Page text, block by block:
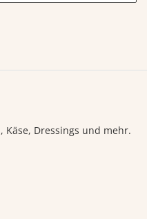
Käse, Dressings und mehr.